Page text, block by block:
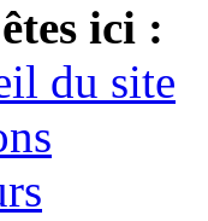
ici :
du site